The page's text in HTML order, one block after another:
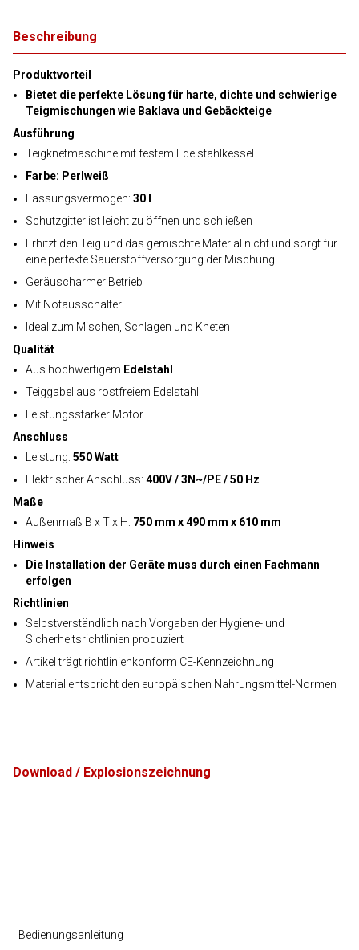
Beschreibung
Produktvorteil
Bietet die perfekte Lösung für harte, dichte und schwierige
Teigmischungen wie Baklava und Gebäckteige
Ausführung
Teigknetmaschine mit festem Edelstahlkessel
Farbe: Perlweiß
Fassungsvermögen: 30 l
Schutzgitter ist leicht zu öffnen und schließen
Erhitzt den Teig und das gemischte Material nicht und sorgt für
eine perfekte Sauerstoffversorgung der Mischung
Geräuscharmer Betrieb
Mit Notausschalter
Ideal zum Mischen, Schlagen und Kneten
Qualität
Aus hochwertigem Edelstahl
Teiggabel aus rostfreiem Edelstahl
Leistungsstarker Motor
Anschluss
Leistung: 550 Watt
Elektrischer Anschluss: 400V / 3N~/PE / 50 Hz
Maße
Außenmaß B x T x H: 750 mm x 490 mm x 610 mm
Hinweis
Die Installation der Geräte muss durch einen Fachmann
erfolgen
Richtlinien
Selbstverständlich nach Vorgaben der Hygiene- und
Sicherheitsrichtlinien produziert
Artikel trägt richtlinienkonform CE-Kennzeichnung
Material entspricht den europäischen Nahrungsmittel-Normen
Download / Explosionszeichnung
Bedienungsanleitung